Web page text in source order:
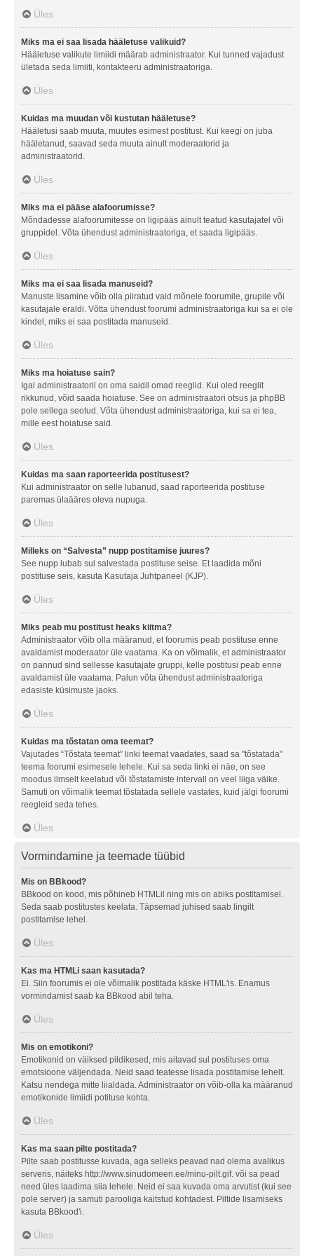
Üles
Miks ma ei saa lisada hääletuse valikuid?
Hääletuse valikute limiidi määrab administraator. Kui tunned vajadust
ületada seda limiiti, kontakteeru administraatoriga.
Üles
Kuidas ma muudan või kustutan hääletuse?
Hääletusi saab muuta, muutes esimest postitust. Kui keegi on juba
hääletanud, saavad seda muuta ainult moderaatorid ja
administraatorid.
Üles
Miks ma ei pääse alafoorumisse?
Mõndadesse alafoorumitesse on ligipääs ainult teatud kasutajatel või
gruppidel. Võta ühendust administraatoriga, et saada ligipääs.
Üles
Miks ma ei saa lisada manuseid?
Manuste lisamine võib olla piiratud vaid mõnele foorumile, grupile või
kasutajale eraldi. Võtta ühendust foorumi administraatoriga kui sa ei ole
kindel, miks ei saa postitada manuseid.
Üles
Miks ma hoiatuse sain?
Igal administraatoril on oma saidil omad reeglid. Kui oled reeglit
rikkunud, võid saada hoiatuse. See on administraatori otsus ja phpBB
pole sellega seotud. Võta ühendust administraatoriga, kui sa ei tea,
mille eest hoiatuse said.
Üles
Kuidas ma saan raporteerida postitusest?
Kui administraator on selle lubanud, saad raporteerida postituse
paremas ülaääres oleva nupuga.
Üles
Milleks on “Salvesta” nupp postitamise juures?
See nupp lubab sul salvestada postituse seise. Et laadida mõni
postituse seis, kasuta Kasutaja Juhtpaneel (KJP).
Üles
Miks peab mu postitust heaks kiitma?
Administraator võib olla määranud, et foorumis peab postituse enne
avaldamist moderaator üle vaatama. Ka on võimalik, et administraator
on pannud sind sellesse kasutajate gruppi, kelle postitusi peab enne
avaldamist üle vaatama. Palun võta ühendust administraatoriga
edasiste küsimuste jaoks.
Üles
Kuidas ma tõstatan oma teemat?
Vajutades “Tõstata teemat” linki teemat vaadates, saad sa "tõstatada"
teema foorumi esimesele lehele. Kui sa seda linki ei näe, on see
moodus ilmselt keelatud või tõstatamiste intervall on veel liiga väike.
Samuti on võimalik teemat tõstatada sellele vastates, kuid jälgi foorumi
reegleid seda tehes.
Üles
Vormindamine ja teemade tüübid
Mis on BBkood?
BBkood on kood, mis põhineb HTMLil ning mis on abiks postitamisel.
Seda saab postitustes keelata. Täpsemad juhised saab lingilt
postitamise lehel.
Üles
Kas ma HTMLi saan kasutada?
Ei. Siin foorumis ei ole võimalik postitada käske HTML'is. Enamus
vormindamist saab ka BBkood abil teha.
Üles
Mis on emotikoni?
Emotikonid on väiksed pildikesed, mis aitavad sul postituses oma
emotsioone väljendada. Neid saad teatesse lisada postitamise lehelt.
Katsu nendega mitte liialdada. Administraator on võib-olla ka määranud
emotikonide limiidi potituse kohta.
Üles
Kas ma saan pilte postitada?
Pilte saab postitusse kuvada, aga selleks peavad nad olema avalikus
serveris, näiteks http://www.sinudomeen.ee/minu-pilt.gif. või sa pead
need üles laadima siia lehele. Neid ei saa kuvada oma arvutist (kui see
pole server) ja samuti parooliga kaitstud kohtadest. Piltide lisamiseks
kasuta BBkood'i.
Üles